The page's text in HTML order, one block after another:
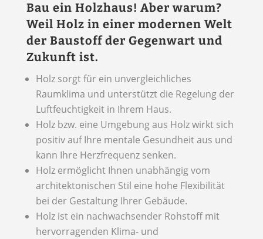
Bau ein Holzhaus! Aber warum?
Weil Holz in einer modernen Welt
der Baustoff der Gegenwart und
Zukunft ist.
Holz sorgt für ein unvergleichliches
Raumklima und unterstützt die Regelung der
Luftfeuchtigkeit in Ihrem Haus.
Holz bzw. eine Umgebung aus Holz wirkt sich
positiv auf Ihre mentale Gesundheit aus und
kann Ihre Herzfrequenz senken.
Holz ermöglicht Ihnen unabhängig vom
architektonischen Stil eine hohe Flexibilität
bei der Gestaltung Ihrer Gebäude.
Holz ist ein nachwachsender Rohstoff mit
hervorragenden Klima- und